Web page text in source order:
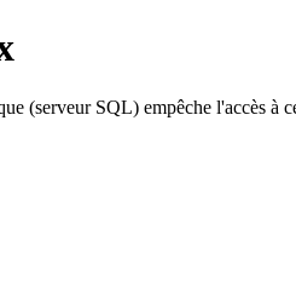
(serveur SQL) empêche l'accès à